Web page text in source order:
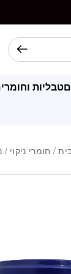
טבליות
/ חומרי ניקוי /